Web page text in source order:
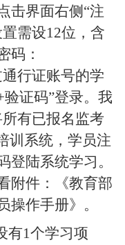
击界面右侧“注
需设12位，含
码：
行证账号的学
验证码”登录。我
有已报名监考
训系统，学员注
登陆系统学习。
附件：《教育部
操作手册》。
有1个学习项